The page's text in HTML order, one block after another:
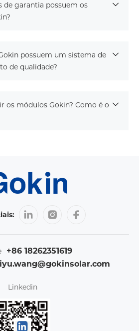
de garantia possuem os
possuem um sistema de
de qualidade?
os módulos Gokin? Como é o
+86 18262351619
Linkedin